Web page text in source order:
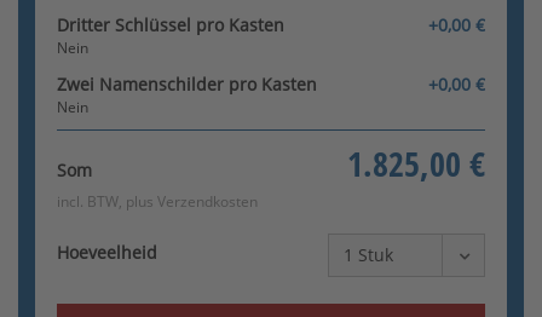
Dritter Schlüssel pro Kasten +0,00 €
Nein
Zwei Namenschilder pro Kasten +0,00 €
Nein
Som 1.825,00 €
incl. BTW, plus Verzendkosten
Hoeveelheid